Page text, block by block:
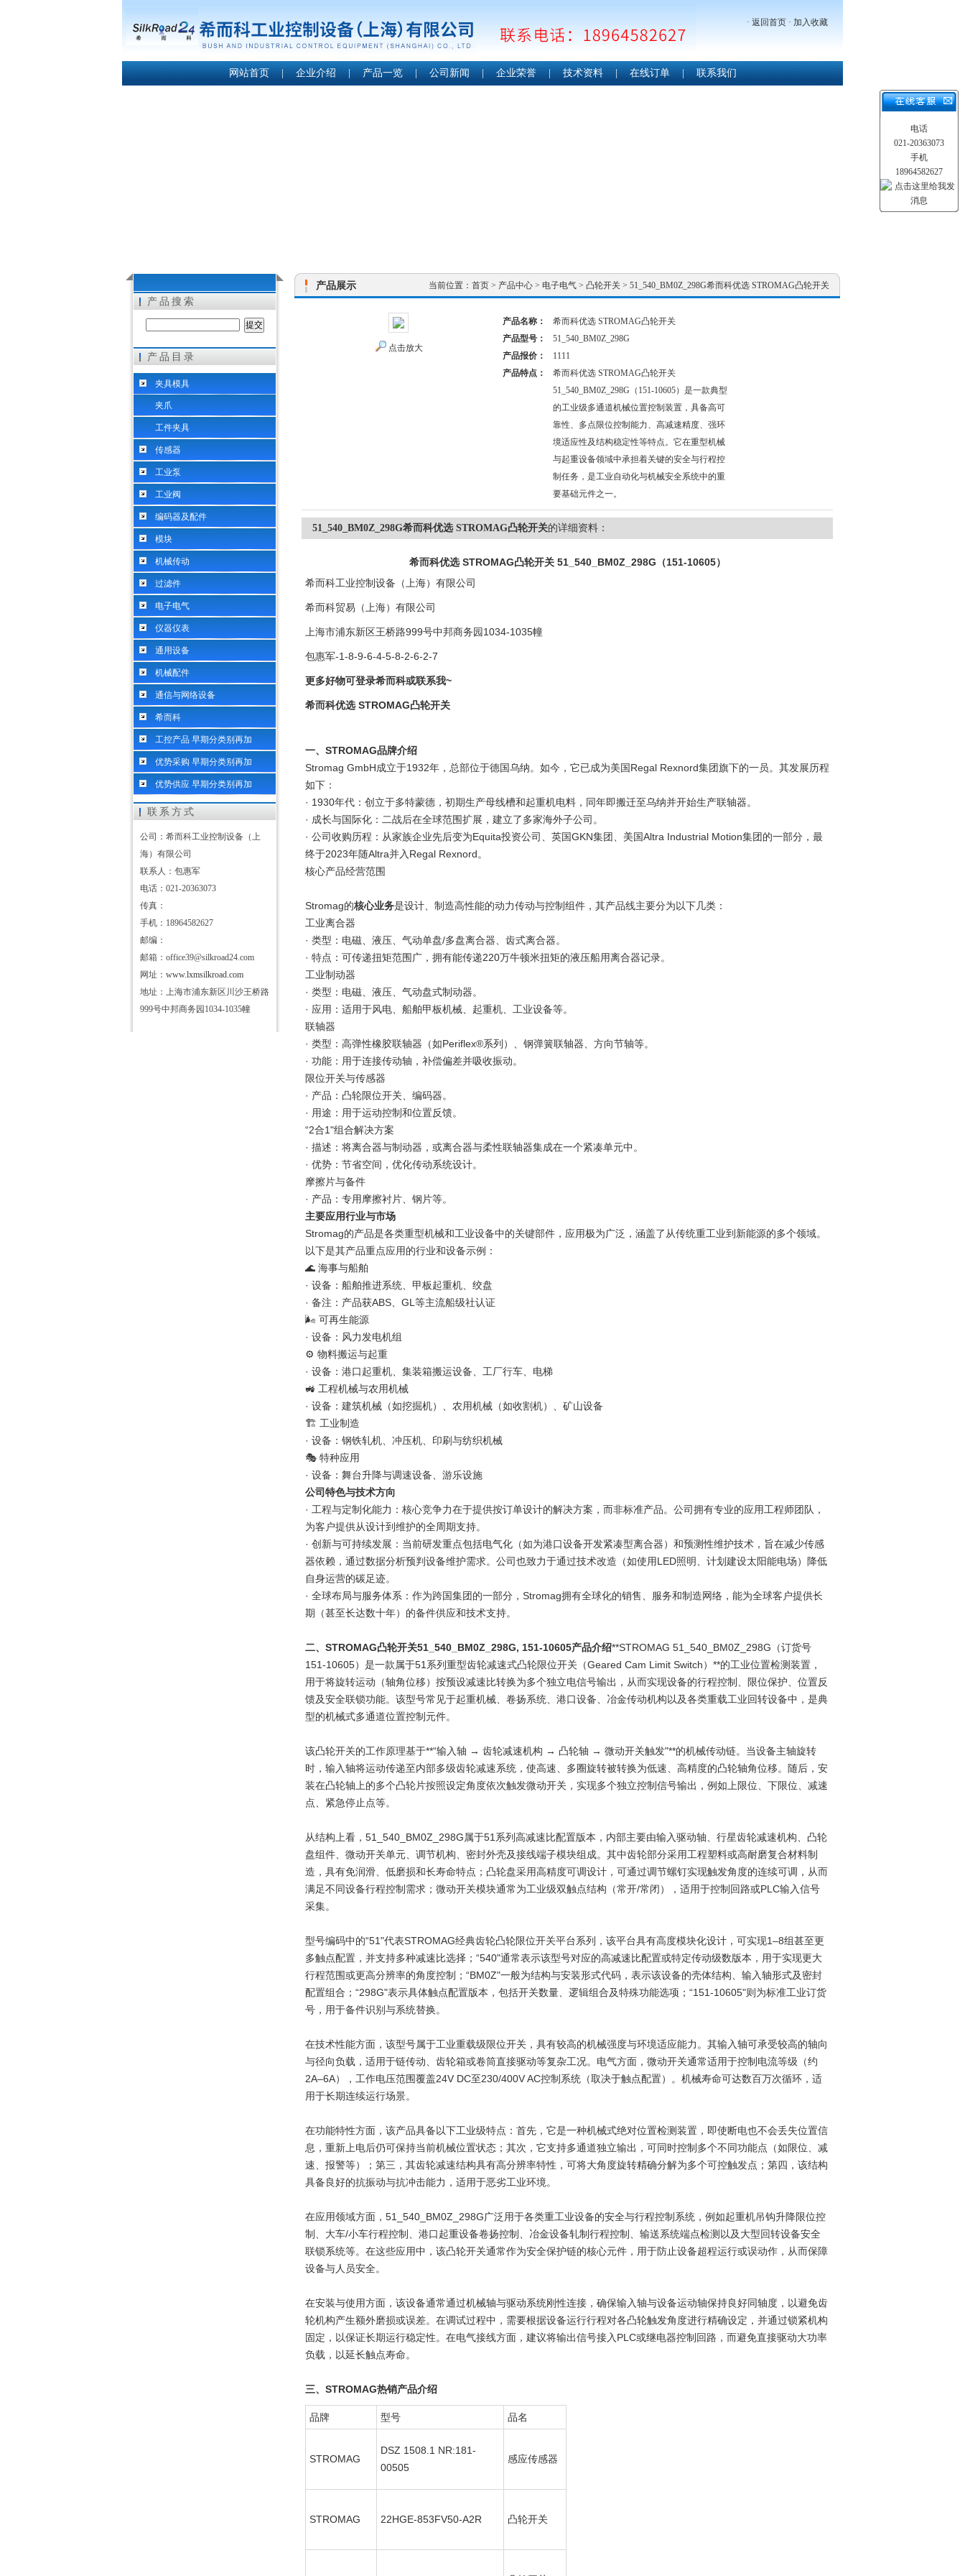
希而科工业控制设备（上海）有限公司
· 返回首页 · 加入收藏
网站首页 | 企业介绍 | 产品一览 | 公司新闻 | 企业荣誉 | 技术资料 | 在线订单 | 联系我们
产品搜索
产品目录
夹具模具
夹爪
工件夹具
传感器
工业泵
工业阀
编码器及配件
模块
机械传动
过滤件
电子电气
仪器仪表
通用设备
机械配件
通信与网络设备
希而科
工控产品 早期分类别再加
优势采购 早期分类别再加
优势供应 早期分类别再加
联系方式
公司：希而科工业控制设备（上
海）有限公司
联系人：包惠军
电话：021-20363073
传真：
手机：18964582627
邮编：
邮箱：office39@silkroad24.com
网址： www.lxmsilkroad.com
地址：上海市浦东新区川沙王桥路
999号中邦商务园1034-1035幢
产品展示 当前位置： 首页 > 产品中心 > 电子电气 > 凸轮开关 > 51_540_BM0Z_298G希而科优选 STROMAG凸轮开关
点击放大
产品名称：
希而科优选 STROMAG凸轮开关
产品型号：
51_540_BM0Z_298G
产品报价：
1111
产品特点：
希而科优选 STROMAG凸轮开关
51_540_BM0Z_298G（151-10605）是一款典型
的工业级多通道机械位置控制装置，具备高可
靠性、多点限位控制能力、高减速精度、强环
境适应性及结构稳定性等特点。它在重型机械
与起重设备领域中承担着关键的安全与行程控
制任务，是工业自动化与机械安全系统中的重
要基础元件之一。
51_540_BM0Z_298G希而科优选 STROMAG凸轮开关的详细资料：
希而科优选 STROMAG凸轮开关51_540_BM0Z_298G（151-10605）
希而科工业控制设备（上海）有限公司
希而科贸易（上海）有限公司
上海市浦东新区王桥路999号中邦商务园1034-1035幢
包惠军-1-8-9-6-4-5-8-2-6-2-7
更多好物可登录希而科或联系我~
希而科优选 STROMAG凸轮开关
一、STROMAG品牌介绍
Stromag GmbH成立于1932年，总部位于德国乌纳。如今，它已成为美国Regal Rexnord集团旗下的一员。其发展历程
如下：
· 1930年代：创立于多特蒙德，初期生产母线槽和起重机电料，同年即搬迁至乌纳并开始生产联轴器。
· 成长与国际化：二战后在全球范围扩展，建立了多家海外子公司。
· 公司收购历程：从家族企业先后变为Equita投资公司、英国GKN集团、美国Altra Industrial Motion集团的一部分，最
终于2023年随Altra并入Regal Rexnord。
核心产品经营范围
Stromag的核心业务是设计、制造高性能的动力传动与控制组件，其产品线主要分为以下几类：
工业离合器
· 类型：电磁、液压、气动单盘/多盘离合器、齿式离合器。
· 特点：可传递扭矩范围广，拥有能传递220万牛顿米扭矩的液压船用离合器记录。
工业制动器
· 类型：电磁、液压、气动盘式制动器。
· 应用：适用于风电、船舶甲板机械、起重机、工业设备等。
联轴器
· 类型：高弹性橡胶联轴器（如Periflex®系列）、钢弹簧联轴器、方向节轴等。
· 功能：用于连接传动轴，补偿偏差并吸收振动。
限位开关与传感器
· 产品：凸轮限位开关、编码器。
· 用途：用于运动控制和位置反馈。
“2合1"组合解决方案
· 描述：将离合器与制动器，或离合器与柔性联轴器集成在一个紧凑单元中。
· 优势：节省空间，优化传动系统设计。
摩擦片与备件
· 产品：专用摩擦衬片、钢片等。
主要应用行业与市场
Stromag的产品是各类重型机械和工业设备中的关键部件，应用极为广泛，涵盖了从传统重工业到新能源的多个领域。
以下是其产品重点应用的行业和设备示例：
🌊 海事与船舶
· 设备：船舶推进系统、甲板起重机、绞盘
· 备注：产品获ABS、GL等主流船级社认证
🌬️ 可再生能源
· 设备：风力发电机组
⚙️ 物料搬运与起重
· 设备：港口起重机、集装箱搬运设备、工厂行车、电梯
🚜 工程机械与农用机械
· 设备：建筑机械（如挖掘机）、农用机械（如收割机）、矿山设备
🏗️ 工业制造
· 设备：钢铁轧机、冲压机、印刷与纺织机械
🎭 特种应用
· 设备：舞台升降与调速设备、游乐设施
公司特色与技术方向
· 工程与定制化能力：核心竞争力在于提供按订单设计的解决方案，而非标准产品。公司拥有专业的应用工程师团队，
为客户提供从设计到维护的全周期支持。
· 创新与可持续发展：当前研发重点包括电气化（如为港口设备开发紧凑型离合器）和预测性维护技术，旨在减少传感
器依赖，通过数据分析预判设备维护需求。公司也致力于通过技术改造（如使用LED照明、计划建设太阳能电场）降低
自身运营的碳足迹。
· 全球布局与服务体系：作为跨国集团的一部分，Stromag拥有全球化的销售、服务和制造网络，能为全球客户提供长
期（甚至长达数十年）的备件供应和技术支持。
二、STROMAG凸轮开关51_540_BM0Z_298G, 151-10605产品介绍**STROMAG 51_540_BM0Z_298G（订货号
151-10605）是一款属于51系列重型齿轮减速式凸轮限位开关（Geared Cam Limit Switch）**的工业位置检测装置，
用于将旋转运动（轴角位移）按预设减速比转换为多个独立电信号输出，从而实现设备的行程控制、限位保护、位置反
馈及安全联锁功能。该型号常见于起重机械、卷扬系统、港口设备、冶金传动机构以及各类重载工业回转设备中，是典
型的机械式多通道位置控制元件。
该凸轮开关的工作原理基于**“输入轴 → 齿轮减速机构 → 凸轮轴 → 微动开关触发"**的机械传动链。当设备主轴旋转
时，输入轴将运动传递至内部多级齿轮减速系统，使高速、多圈旋转被转换为低速、高精度的凸轮轴角位移。随后，安
装在凸轮轴上的多个凸轮片按照设定角度依次触发微动开关，实现多个独立控制信号输出，例如上限位、下限位、减速
点、紧急停止点等。
从结构上看，51_540_BM0Z_298G属于51系列高减速比配置版本，内部主要由输入驱动轴、行星齿轮减速机构、凸轮
盘组件、微动开关单元、调节机构、密封外壳及接线端子模块组成。其中齿轮部分采用工程塑料或高耐磨复合材料制
造，具有免润滑、低磨损和长寿命特点；凸轮盘采用高精度可调设计，可通过调节螺钉实现触发角度的连续可调，从而
满足不同设备行程控制需求；微动开关模块通常为工业级双触点结构（常开/常闭），适用于控制回路或PLC输入信号
采集。
型号编码中的“51"代表STROMAG经典齿轮凸轮限位开关平台系列，该平台具有高度模块化设计，可实现1–8组甚至更
多触点配置，并支持多种减速比选择；“540"通常表示该型号对应的高减速比配置或特定传动级数版本，用于实现更大
行程范围或更高分辨率的角度控制；“BM0Z"一般为结构与安装形式代码，表示该设备的壳体结构、输入轴形式及密封
配置组合；“298G"表示具体触点配置版本，包括开关数量、逻辑组合及特殊功能选项；“151-10605"则为标准工业订货
号，用于备件识别与系统替换。
在技术性能方面，该型号属于工业重载级限位开关，具有较高的机械强度与环境适应能力。其输入轴可承受较高的轴向
与径向负载，适用于链传动、齿轮箱或卷筒直接驱动等复杂工况。电气方面，微动开关通常适用于控制电流等级（约
2A–6A），工作电压范围覆盖24V DC至230/400V AC控制系统（取决于触点配置）。机械寿命可达数百万次循环，适
用于长期连续运行场景。
在功能特性方面，该产品具备以下工业级特点：首先，它是一种机械式绝对位置检测装置，即使断电也不会丢失位置信
息，重新上电后仍可保持当前机械位置状态；其次，它支持多通道独立输出，可同时控制多个不同功能点（如限位、减
速、报警等）；第三，其齿轮减速结构具有高分辨率特性，可将大角度旋转精确分解为多个可控触发点；第四，该结构
具备良好的抗振动与抗冲击能力，适用于恶劣工业环境。
在应用领域方面，51_540_BM0Z_298G广泛用于各类重工业设备的安全与行程控制系统，例如起重机吊钩升降限位控
制、大车/小车行程控制、港口起重设备卷扬控制、冶金设备轧制行程控制、输送系统端点检测以及大型回转设备安全
联锁系统等。在这些应用中，该凸轮开关通常作为安全保护链的核心元件，用于防止设备超程运行或误动作，从而保障
设备与人员安全。
在安装与使用方面，该设备通常通过机械轴与驱动系统刚性连接，确保输入轴与设备运动轴保持良好同轴度，以避免齿
轮机构产生额外磨损或误差。在调试过程中，需要根据设备运行行程对各凸轮触发角度进行精确设定，并通过锁紧机构
固定，以保证长期运行稳定性。在电气接线方面，建议将输出信号接入PLC或继电器控制回路，而避免直接驱动大功率
负载，以延长触点寿命。
三、STROMAG热销产品介绍
品牌 型号 品名
STROMAG
DSZ 1508.1 NR:181-
00505
感应传感器
STROMAG 22HGE-853FV50-A2R 凸轮开关
电话
021-20363073
手机
18964582627